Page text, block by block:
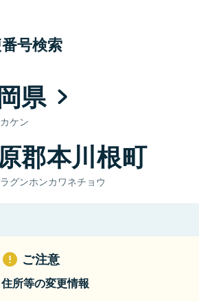
号検索
県
ケン
郡本川根町
グンホンカワネチョウ
ご注意
住所等の変更情報